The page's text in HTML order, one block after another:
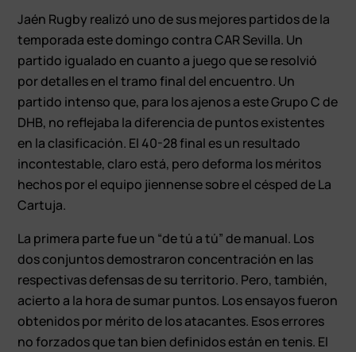
Jaén Rugby realizó uno de sus mejores partidos de la
temporada este domingo contra CAR Sevilla. Un
partido igualado en cuanto a juego que se resolvió
por detalles en el tramo final del encuentro. Un
partido intenso que, para los ajenos a este Grupo C de
DHB, no reflejaba la diferencia de puntos existentes
en la clasificación. El 40-28 final es un resultado
incontestable, claro está, pero deforma los méritos
hechos por el equipo jiennense sobre el césped de La
Cartuja.
La primera parte fue un “de tú a tú” de manual. Los
dos conjuntos demostraron concentración en las
respectivas defensas de su territorio. Pero, también,
acierto a la hora de sumar puntos. Los ensayos fueron
obtenidos por mérito de los atacantes. Esos errores
no forzados que tan bien definidos están en tenis. El